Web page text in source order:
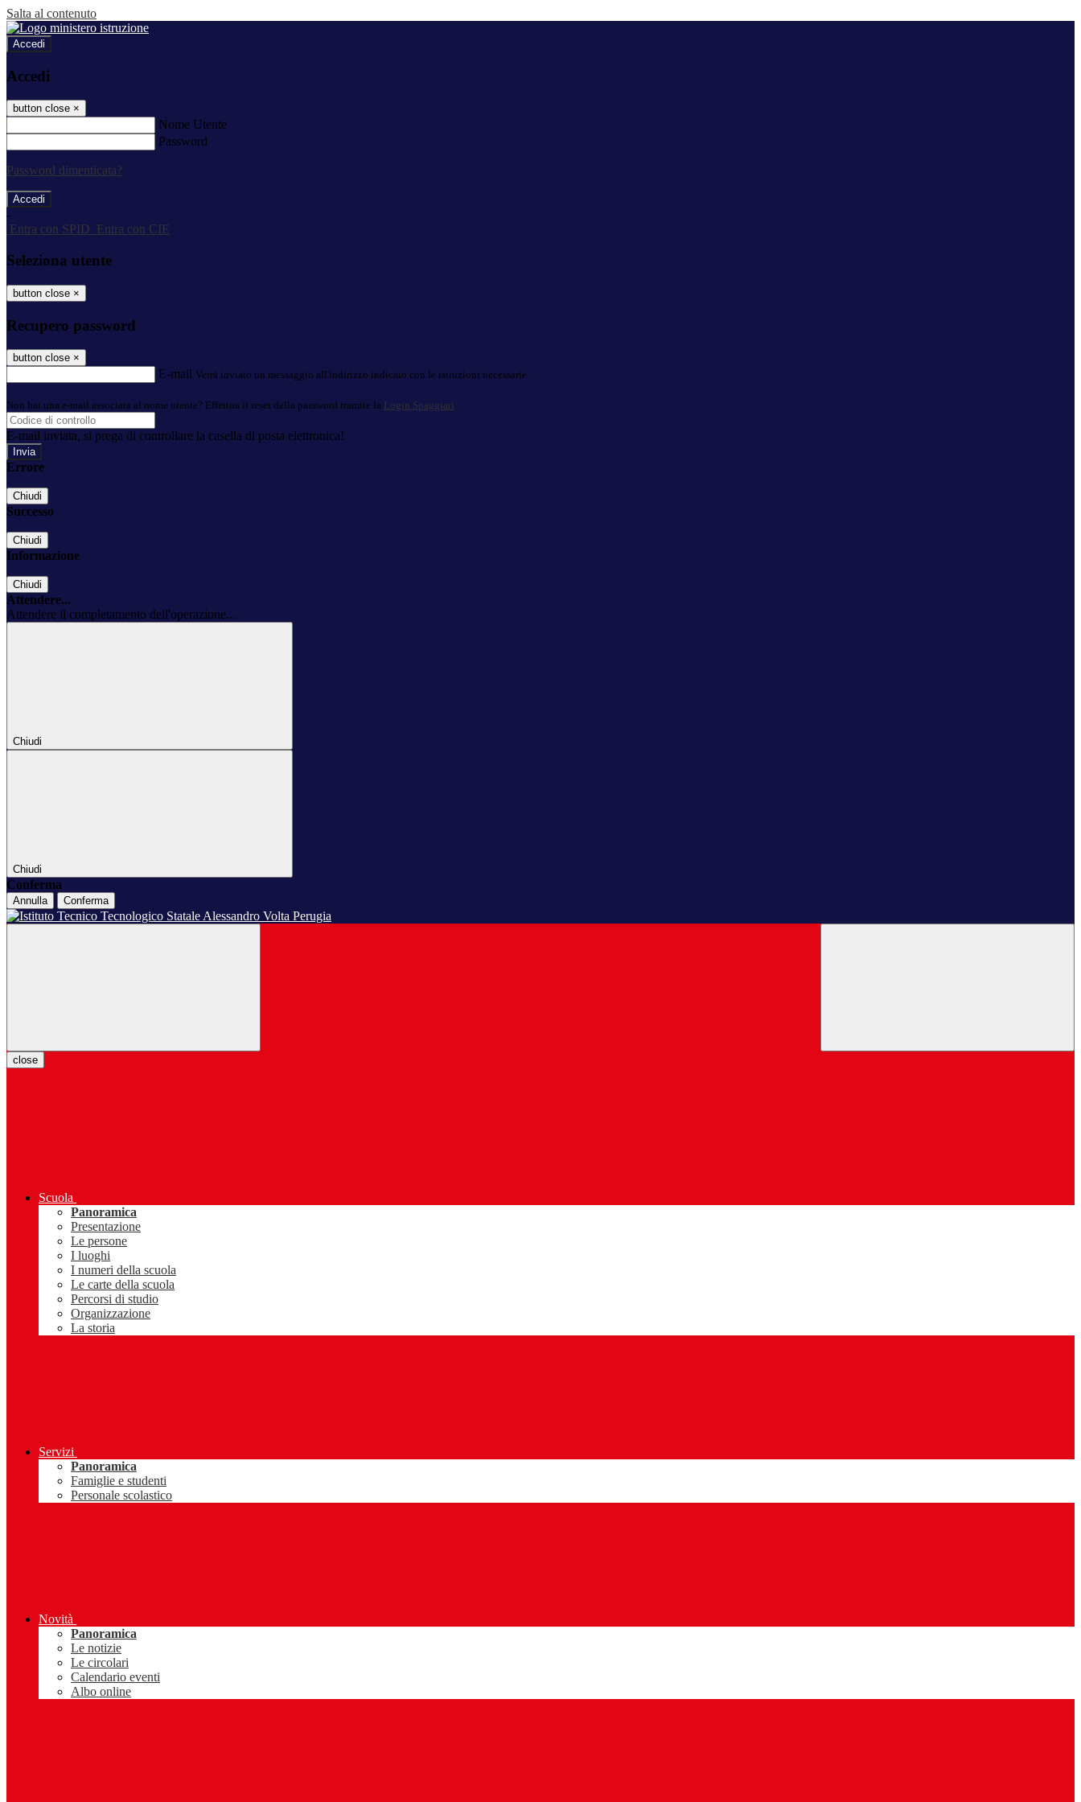
Salta al contenuto
Accedi
Accedi
button close ×
Nome Utente
Password
Password dimenticata?
-
Entra con SPID
Entra con CIE
Seleziona utente
button close ×
Recupero password
button close ×
E-mail Verrà inviato un messaggio all'indirizzo indicato con le istruzioni necessarie.
Non hai una e-mail associata al nome utente? Effettua il reset della password tramite la Login Spaggiari
E-mail inviata, si prega di controllare la casella di posta elettronica!
Errore
Chiudi
Successo
Chiudi
Informazione
Chiudi
Attendere...
Attendere il completamento dell'operazione...
Chiudi
Chiudi
Conferma
Annulla Conferma
close
Scuola
Panoramica
Presentazione
Le persone
I luoghi
I numeri della scuola
Le carte della scuola
Percorsi di studio
Organizzazione
La storia
Servizi
Panoramica
Famiglie e studenti
Personale scolastico
Novità
Panoramica
Le notizie
Le circolari
Calendario eventi
Albo online